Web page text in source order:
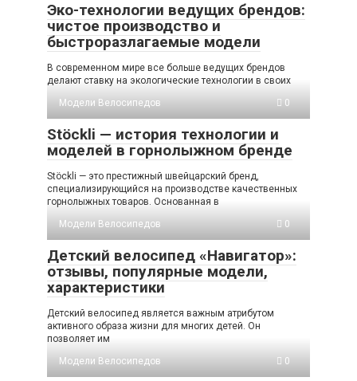
Эко-технологии ведущих брендов:
чистое производство и
быстроразлагаемые модели
В современном мире все больше ведущих брендов
делают ставку на экологические технологии в своих
Модели Велосипедов
0
Stöckli — история технологии и
моделей в горнолыжном бренде
Stöckli — это престижный швейцарский бренд,
специализирующийся на производстве качественных
горнолыжных товаров. Основанная в
Модели Велосипедов
0
Детский велосипед «Навигатор»:
отзывы, популярные модели,
характеристики
Детский велосипед является важным атрибутом
активного образа жизни для многих детей. Он
позволяет им
Модели Велосипедов
0